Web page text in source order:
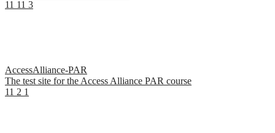
11 11 3
AccessAlliance-PAR
The test site for the Access Alliance PAR course
11 2 1